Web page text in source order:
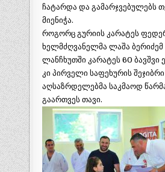
ჩატარდა და გამარჯვებულებს
მიენიჭა.
როგორც გურიის კარატეს
ხელმძღვანელმა ლაშა ბერიძემ
ლანჩხუთში კარატეს 60
კი პირველი საფეხურის
აღსაზრდელებმა საკმაოდ
გაართვეს თავი.